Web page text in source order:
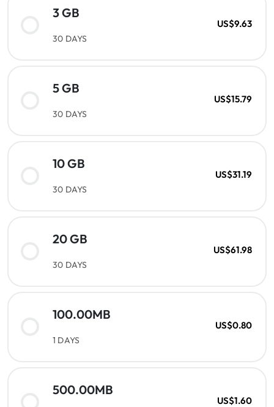
3 GB
30 DAYS
US$9.63
5 GB
30 DAYS
US$15.79
10 GB
30 DAYS
US$31.19
20 GB
30 DAYS
US$61.98
100.00MB
1 DAYS
US$0.80
500.00MB
US$1.60